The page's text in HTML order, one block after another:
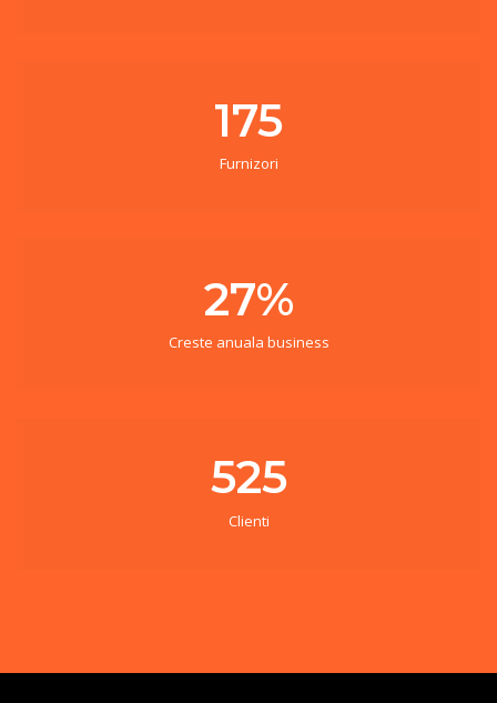
175
Furnizori
27%
Creste anuala business
525
Clienti